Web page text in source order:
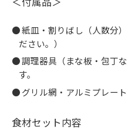
紙皿・割りばし（人数分
ださい。）
調理器具（まな板・包丁
す。
グリル網・アルミプレー
食材セット内容